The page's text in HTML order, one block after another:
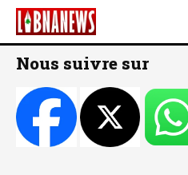
Nous suivre sur